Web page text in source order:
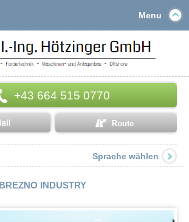
Menu
+43 664 515 0770
Sprache wählen
INDUSTRY